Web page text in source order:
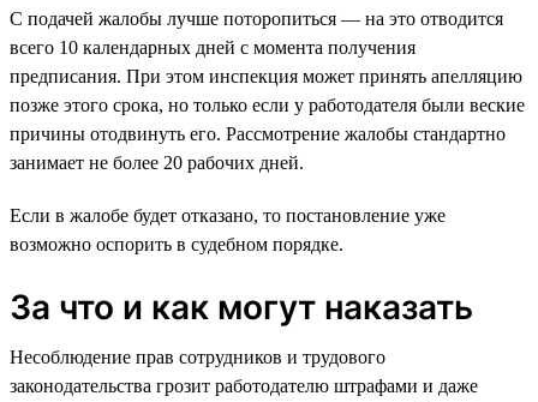
С подачей жалобы лучше поторопиться — на это отводится
всего 10 календарных дней с момента получения
предписания. При этом инспекция может принять апелляцию
позже этого срока, но только если у работодателя были веские
причины отодвинуть его. Рассмотрение жалобы стандартно
занимает не более 20 рабочих дней.
Если в жалобе будет отказано, то постановление уже
возможно оспорить в судебном порядке.
За что и как могут наказать
Несоблюдение прав сотрудников и трудового
законодательства грозит работодателю штрафами и даже